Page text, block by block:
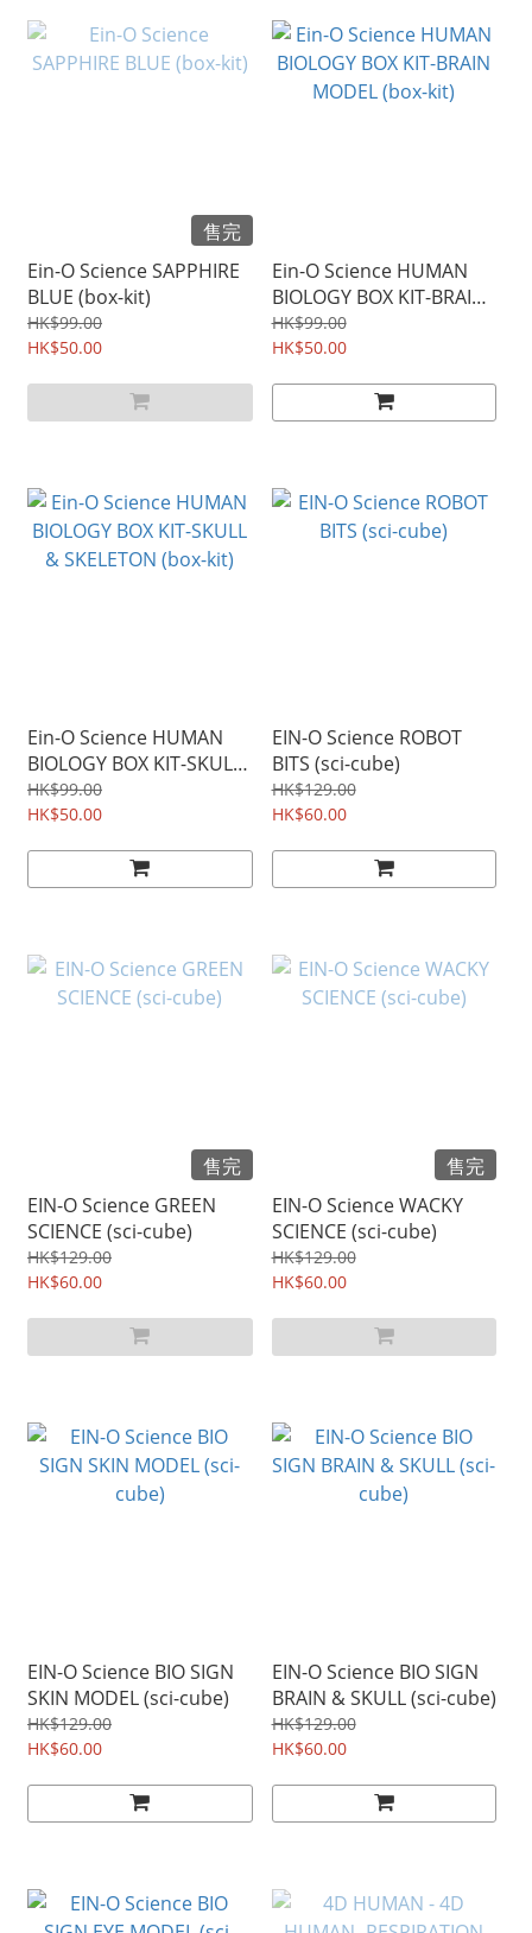
售完
Ein-O Science SAPPHIRE
BLUE (box-kit)
HK$99.00
HK$50.00
Ein-O Science HUMAN
BIOLOGY BOX KIT-BRAIN
MODEL (box-kit)
HK$99.00
HK$50.00
Ein-O Science HUMAN
BIOLOGY BOX KIT-SKULL
& SKELETON (box-kit)
HK$99.00
HK$50.00
EIN-O Science ROBOT
BITS (sci-cube)
HK$129.00
HK$60.00
售完
EIN-O Science GREEN
SCIENCE (sci-cube)
HK$129.00
HK$60.00
售完
EIN-O Science WACKY
SCIENCE (sci-cube)
HK$129.00
HK$60.00
EIN-O Science BIO SIGN
SKIN MODEL (sci-cube)
HK$129.00
HK$60.00
EIN-O Science BIO SIGN
BRAIN & SKULL (sci-cube)
HK$129.00
HK$60.00